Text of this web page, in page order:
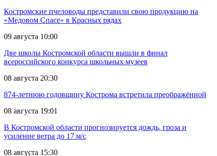
Костромские пчеловоды представили свою продукцию на
«Медовом Спасе» в Красных рядах
09 августа 10:00
Две школы Костромской области вышли в финал
всероссийского конкурса школьных музеев
08 августа 20:30
874-летнюю годовщину Кострома встретила преображённой
08 августа 19:01
В Костромской области прогнозируется дождь, гроза и
усиление ветра до 17 м/с
08 августа 15:30